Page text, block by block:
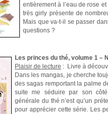
entièrement à l’eau de rose
très girly présente de
Mais que va-t-il se passer
questions ?
Les princes du thé, volume 1 –
Plaisir de lecture : Livre à
Dans les mangas, je cherche
des sagas remportant la palme
suite me séduire par son
générale du thé n’est qu’un
pour apprécier cette série. Les